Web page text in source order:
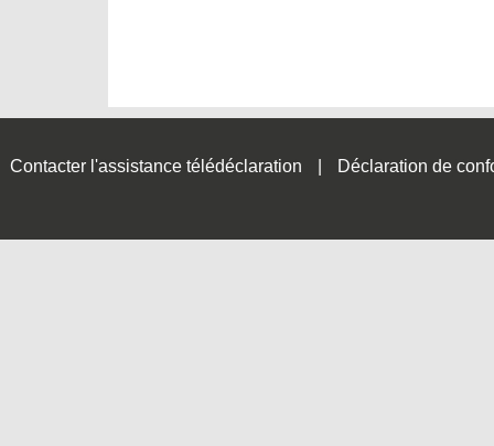
Contacter l'assistance télédéclaration Déclaration de